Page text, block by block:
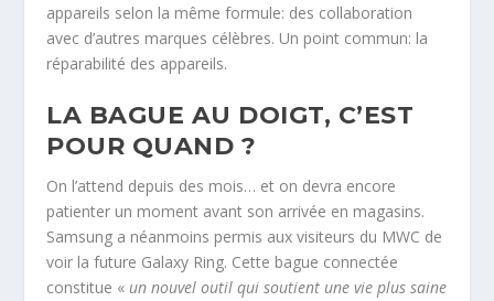
appareils selon la même formule: des collaboration
avec d’autres marques célèbres. Un point commun: la
réparabilité des appareils.
LA BAGUE AU DOIGT, C’EST
POUR QUAND ?
On l’attend depuis des mois… et on devra encore
patienter un moment avant son arrivée en magasins.
Samsung a néanmoins permis aux visiteurs du MWC de
voir la future Galaxy Ring. Cette bague connectée
constitue « un nouvel outil qui soutient une vie plus saine